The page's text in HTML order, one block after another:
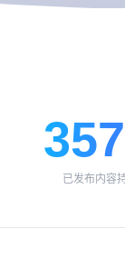
已发布内容